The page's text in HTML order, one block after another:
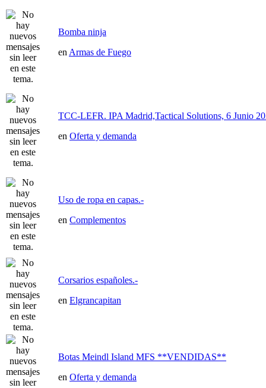
Bomba ninja
en Armas de Fuego
TCC-LEFR. IPA Madrid,Tactical Solutions, 6 Junio
en Oferta y demanda
Uso de ropa en capas.-
en Complementos
Corsarios españoles.-
en Elgrancapitan
Botas Meindl Island MFS **VENDIDAS**
en Oferta y demanda